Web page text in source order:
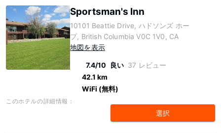
Sportsman's Inn
10101 Beattie Drive, ハドソンズ ホー
プ, British Columbia V0C 1V0, CA
地図を表示
7.4/10 良い 37 レビュー
42.1 km
WiFi (無料)
このホテルの詳細情報：
選択